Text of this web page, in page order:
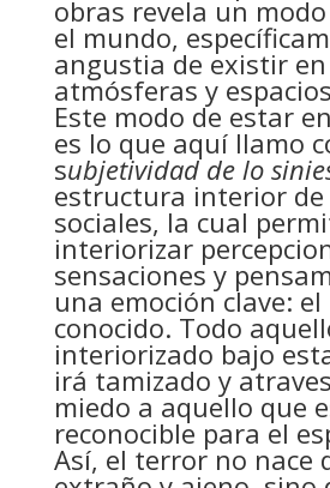
obras revela un
el mundo,
angustia de existir
atmósferas y
Este modo de estar
es lo que aquí llamo
subjetividad de lo
estructura interior de
sociales, la cual
interiorizar
sensaciones y
una emoción clave:
conocido. Todo
interiorizado bajo
irá tamizado y
miedo a aquello que
reconocible para el
Así, el terror no nace